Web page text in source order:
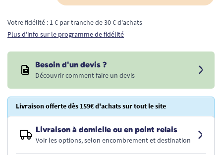
Votre fidélité : 1 € par tranche de 30 € d'achats
Plus d'info sur le programme de fidélité
Besoin d'un devis ?
Découvrir comment faire un devis
Livraison offerte dès 159€ d'achats sur tout le site
Livraison à domicile ou en point relais
Voir les options, selon encombrement et destination